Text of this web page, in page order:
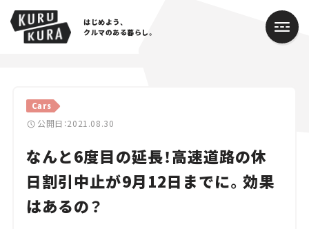
はじめよう、
クルマのある暮らし。
Cars
公開日：2021.08.30
なんと6度目の延長！高速道路の休
日割引中止が9月12日までに。効果
はあるの？
Cars
Lifestyle
Traffic
Special